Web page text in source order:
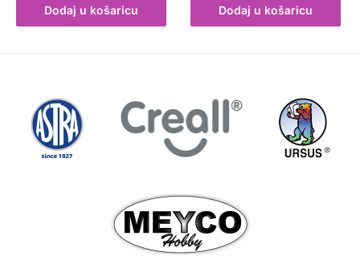
Dodaj u košaricu Dodaj u košaricu